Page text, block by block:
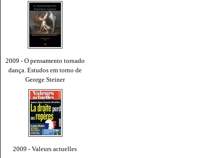
2009 - O pensamento tornado
dança. Estudos em torno de
George Steiner
2009 - Valeurs actuelles